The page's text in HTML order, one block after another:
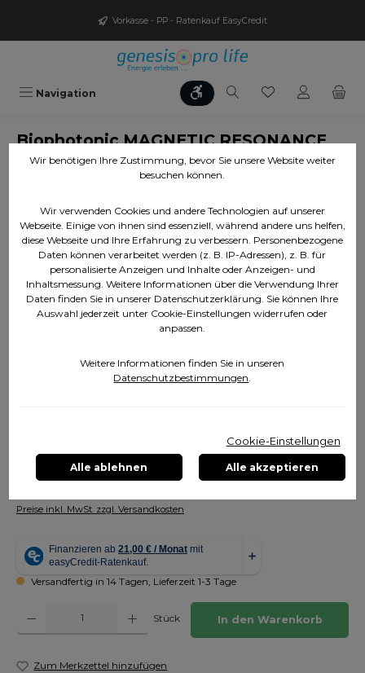
Zum Hauptinhalt springen
Vorkasse - PP - Ratenkauf EasyCredit
Navigation Werkzeugleiste anzeigen
Du hast 0
Biophotonic MAGNETIC RESONANCE
kleine Matte aus Kunstleder
Bildergalerie überspringen
333,00 €
Preise inkl. MwSt. zzgl. Versandkosten
Versandfertig in 14 Tagen, Lieferzeit 1-3 Tage
Produkt Anzahl: Gib den gewünschten Wert ein oder benutze die
Stück In den Warenkorb
Zum Merkzettel hinzufügen
Wir benötigen Ihre Zustimmung, bevor Sie unsere Website weiter
besuchen können.
Wir verwenden Cookies und andere Technologien auf unserer
Webseite. Einige von ihnen sind essenziell, während andere uns helfen,
diese Webseite und Ihre Erfahrung zu verbessern. Personenbezogene
Daten können verarbeitet werden (z. B. IP-Adressen), z. B. für
personalisierte Anzeigen und Inhalte oder Anzeigen- und
Inhaltsmessung. Weitere Informationen über die Verwendung Ihrer
Daten finden Sie in unserer Datenschutzerklärung. Sie können Ihre
Auswahl jederzeit unter Cookie-Einstellungen widerrufen oder
anpassen.
Weitere Informationen finden Sie in unseren
Datenschutzbestimmungen.
Cookie-Einstellungen
Alle ablehnen Alle akzeptieren